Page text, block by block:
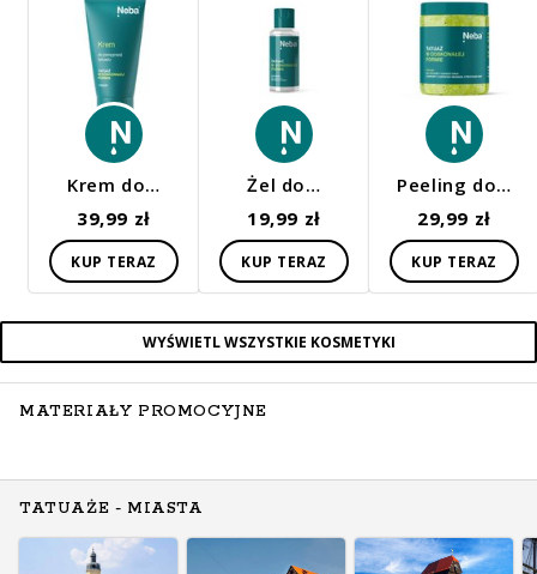
Krem do…
39,99 zł
KUP TERAZ
Żel do…
19,99 zł
KUP TERAZ
Peeling do…
29,99 zł
KUP TERAZ
WYŚWIETL WSZYSTKIE KOSMETYKI
MATERIAŁY PROMOCYJNE
TATUAŻE - MIASTA